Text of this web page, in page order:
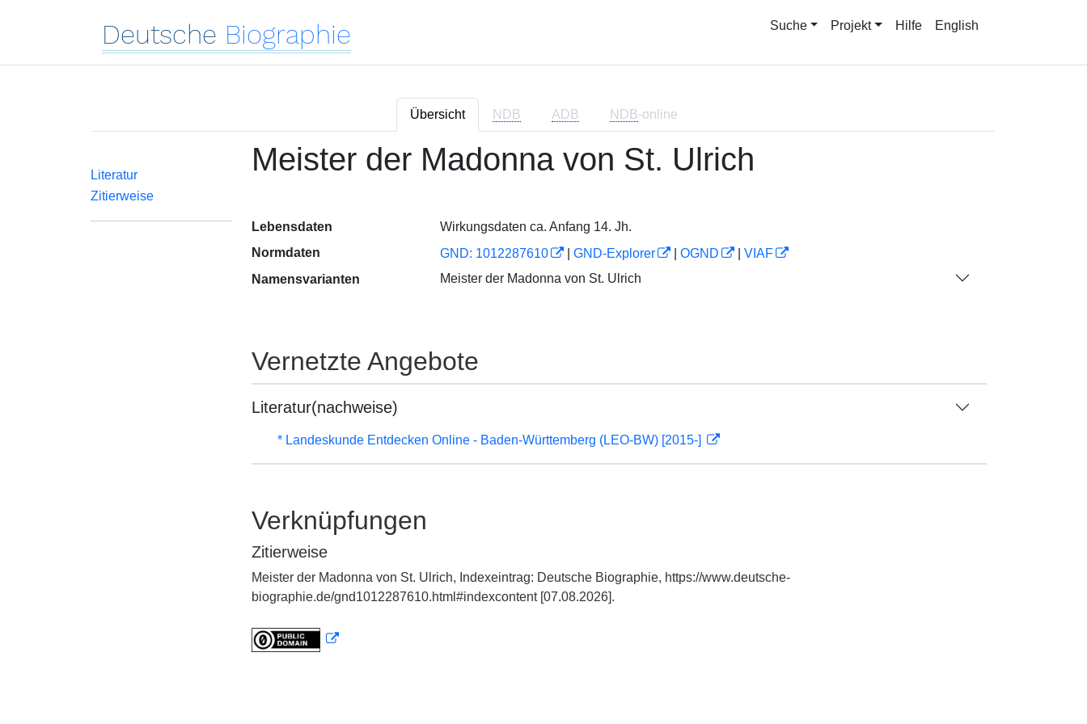
Deutsche Biographie Suche Projekt Hilfe English
Übersicht NDB ADB NDB-online
Literatur
Zitierweise
Meister der Madonna von St. Ulrich
Lebensdaten
Wirkungsdaten ca. Anfang 14. Jh.
Normdaten
GND: 1012287610 GND-Explorer OGND
VIAF
Namensvarianten
Meister der Madonna von St. Ulrich
Vernetzte Angebote
Literatur(nachweise)
* Landeskunde Entdecken Online - Baden-Württemberg (LEO-BW) [2015-]
Verknüpfungen
Zitierweise
Meister der Madonna von St. Ulrich, Indexeintrag: Deutsche Biographie, https://www.deutsche-
biographie.de/gnd1012287610.html#indexcontent [07.08.2026].